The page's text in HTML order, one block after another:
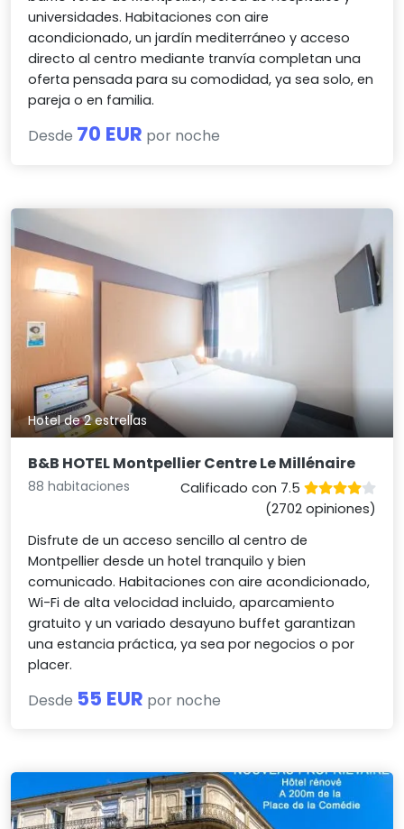
universidades. Habitaciones con aire
acondicionado, un jardín mediterráneo y acceso
directo al centro mediante tranvía completan una
oferta pensada para su comodidad, ya sea solo, en
pareja o en familia.
Desde 70 EUR por noche
Hotel de 2 estrellas
B&B HOTEL Montpellier Centre Le Millénaire
88 habitaciones
Calificado con 7.5
(2702 opiniones)
Disfrute de un acceso sencillo al centro de
Montpellier desde un hotel tranquilo y bien
comunicado. Habitaciones con aire acondicionado,
Wi-Fi de alta velocidad incluido, aparcamiento
gratuito y un variado desayuno buffet garantizan
una estancia práctica, ya sea por negocios o por
placer.
Desde 55 EUR por noche